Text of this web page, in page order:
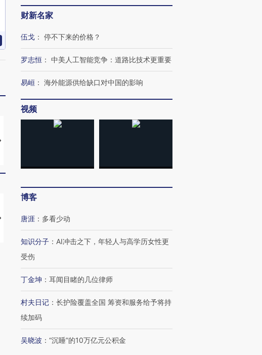
马航飞行员跨国走私7万
【推广】走进第四届链博
有意思的生活方式·第三对
住三大增长引擎是什么？
财新名家
伍戈 ： 停不下来的价格？
罗志恒 ： 中美人工智能竞争：道路比技术更重要
易峘 ： 海外能源供给缺口对中国的影响
视频
博客
唐涯 ： 多看少动
知识分子 ： AI冲击之下，年轻人与高学历女性更
受伤
丁金坤 ： 耳闻目睹的几位律师
村夫日记 ： 长护险覆盖全国 筹资和服务给予将持
续加码
吴晓波 ： “沉睡”的10万亿元公积金